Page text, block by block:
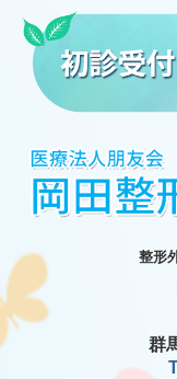
診療のご案内
医療機器
リハビリテーション
整形
群